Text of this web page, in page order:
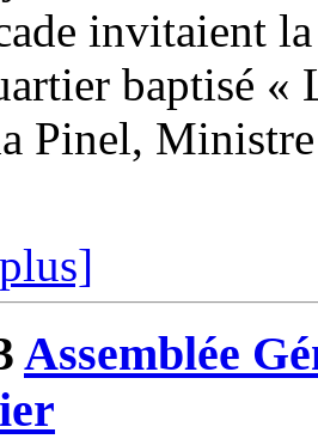
invitaient
baptisé «
Pinel,
Assemblée